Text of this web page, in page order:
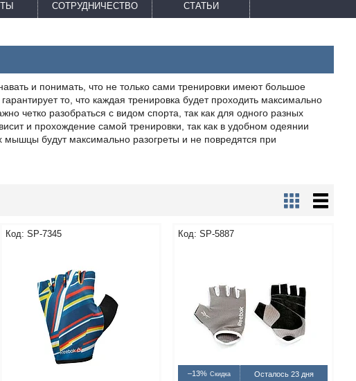
СОТРУДНИЧЕСТВО СТАТЬИ
и понимать, что не только сами тренировки имеют большое
то, что каждая тренировка будет проходить максимально
четко разобраться с видом спорта, так как для одного разных
и прохождение самой тренировки, так как в удобном одеянии
мышцы будут максимально разогреты и не повредятся при
SP-7345 SP-5887
–13% Осталось 23 дня